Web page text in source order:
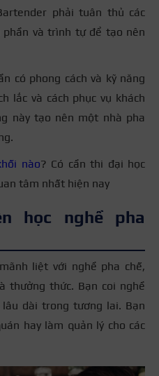
phải tuân thủ các
và trình tự để tạo nên
có phong cách và kỹ năng
lắc và cách phục vụ khách
này tạo nên một nhà pha
nào? Có cần thi đại học
tâm nhất hiện nay
học nghề pha
liệt với nghề pha chế,
thưởng thức. Bạn coi nghề
dài trong tương lai. Bạn
hay làm quản lý cho các